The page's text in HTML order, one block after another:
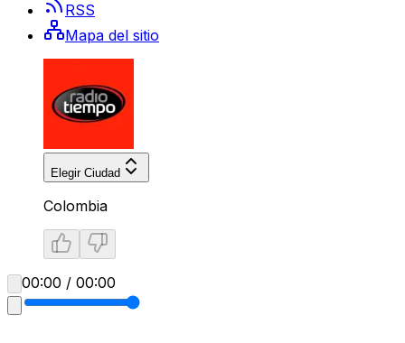
RSS
Mapa del sitio
Elegir Ciudad
Colombia
00:00 / 00:00